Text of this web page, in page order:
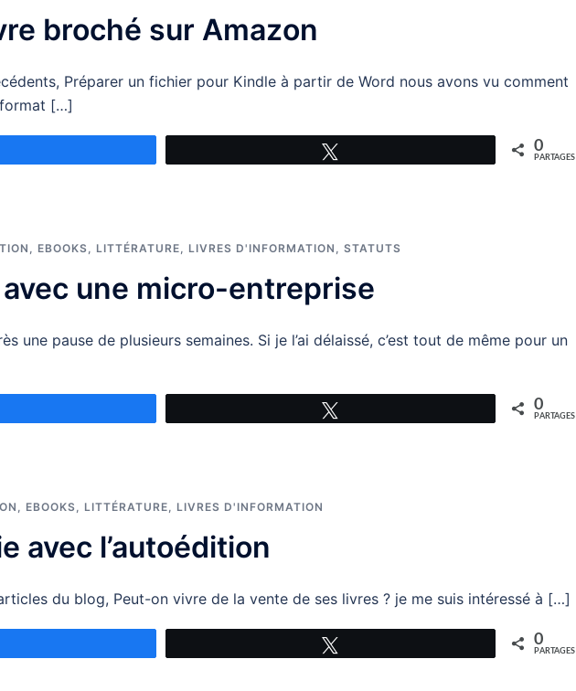
broché sur Amazon
Préparer un fichier pour Kindle à partir de Word nous avons vu comment
[…]
0
PARTAGES
, EBOOKS, LITTÉRATURE, LIVRES D'INFORMATION , STATUTS
avec une micro-entreprise
une pause de plusieurs semaines. Si je l’ai délaissé, c’est tout de même pour un
0
PARTAGES
, EBOOKS, LITTÉRATURE, LIVRES D'INFORMATION
avec l’autoédition
du blog, Peut-on vivre de la vente de ses livres ? je me suis intéressé à […]
0
PARTAGES